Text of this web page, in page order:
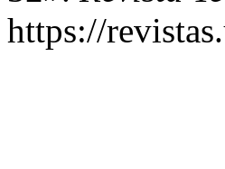
https://